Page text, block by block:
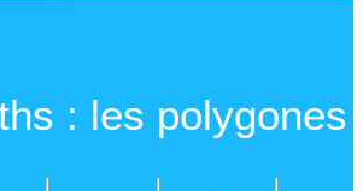
: les polygones